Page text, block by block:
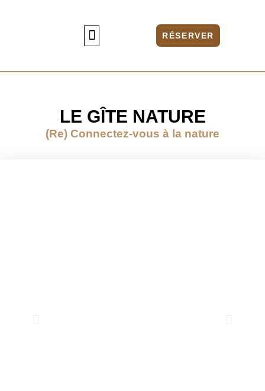
RÉSERVER
LE GÎTE NATURE
(Re) Connectez-vous à la nature